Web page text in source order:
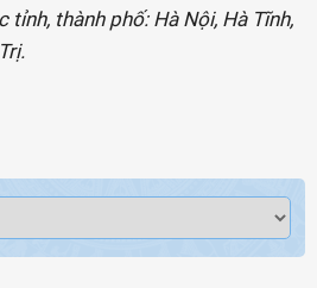
tỉnh, thành phố: Hà Nội, Hà Tĩnh,